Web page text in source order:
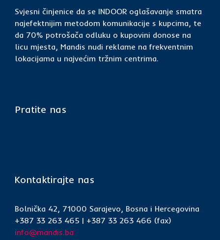
Svjesni činjenice da se INDOOR oglašavanje smatra
najefektnijim metodom komunikacije s kupcima, te
da 70% potrošača odluku o kupovini donose na
licu mjesta, Mandis nudi reklame na frekventnim
lokacijama u najvećim tržnim centrima.
Pratite nas
Kontaktirajte nas
Bolnička 42, 71000 Sarajevo, Bosna i Hercegovina
+387 33 263 465 | +387 33 263 466 (fax)
info@mandis.ba